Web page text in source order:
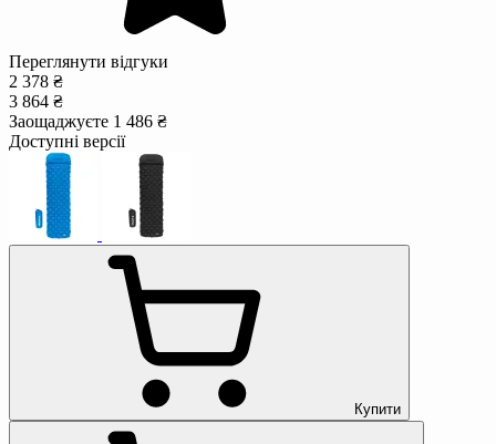
Переглянути відгуки
2 378 ₴
3 864 ₴
Заощаджуєте 1 486 ₴
Доступні версії
Купити